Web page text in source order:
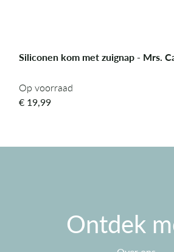
Siliconen kom met zuignap - Mrs.
Op voorraad
Op voorraad
€ 19,99
Ontdek